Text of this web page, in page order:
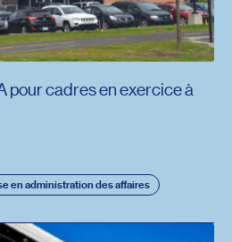
en administration des affaires
pour cadres en exercice à